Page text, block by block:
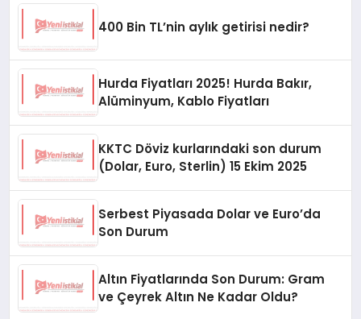
400 Bin TL’nin aylık getirisi nedir?
Hurda Fiyatları 2025! Hurda Bakır,
Alüminyum, Kablo Fiyatları
KKTC Döviz kurlarındaki son durum
(Dolar, Euro, Sterlin) 15 Ekim 2025
Serbest Piyasada Dolar ve Euro’da
Son Durum
Altın Fiyatlarında Son Durum: Gram
ve Çeyrek Altın Ne Kadar Oldu?